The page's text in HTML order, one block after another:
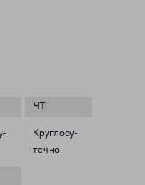
Круглосу­
точно